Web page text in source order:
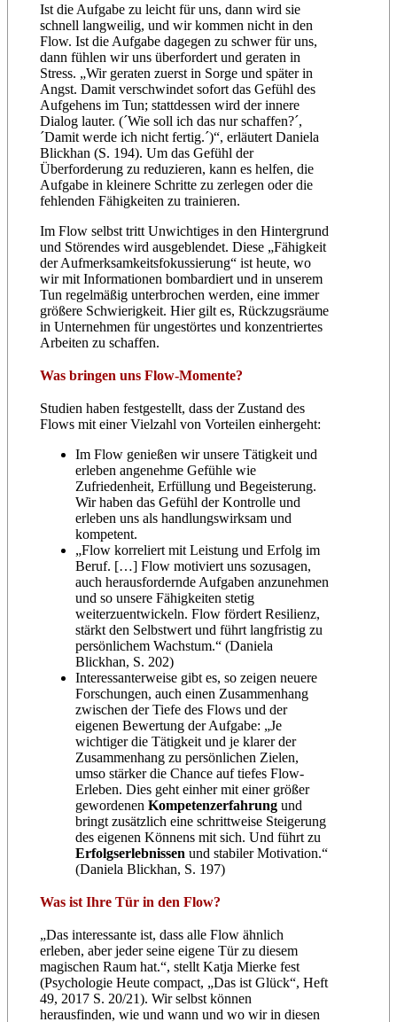
Ist die Aufgabe zu leicht für uns, dann wird sie
schnell langweilig, und wir kommen nicht in den
Flow. Ist die Aufgabe dagegen zu schwer für uns,
dann fühlen wir uns überfordert und geraten in
Stress. „Wir geraten zuerst in Sorge und später in
Angst. Damit verschwindet sofort das Gefühl des
Aufgehens im Tun; stattdessen wird der innere
Dialog lauter. (´Wie soll ich das nur schaffen?´,
´Damit werde ich nicht fertig.´)“, erläutert Daniela
Blickhan (S. 194). Um das Gefühl der
Überforderung zu reduzieren, kann es helfen, die
Aufgabe in kleinere Schritte zu zerlegen oder die
fehlenden Fähigkeiten zu trainieren.
Im Flow selbst tritt Unwichtiges in den Hintergrund
und Störendes wird ausgeblendet. Diese „Fähigkeit
der Aufmerksamkeitsfokussierung“ ist heute, wo
wir mit Informationen bombardiert und in unserem
Tun regelmäßig unterbrochen werden, eine immer
größere Schwierigkeit. Hier gilt es, Rückzugsräume
in Unternehmen für ungestörtes und konzentriertes
Arbeiten zu schaffen.
Was bringen uns Flow-Momente?
Studien haben festgestellt, dass der Zustand des
Flows mit einer Vielzahl von Vorteilen einhergeht:
Im Flow genießen wir unsere Tätigkeit und
erleben angenehme Gefühle wie
Zufriedenheit, Erfüllung und Begeisterung.
Wir haben das Gefühl der Kontrolle und
erleben uns als handlungswirksam und
kompetent.
„Flow korreliert mit Leistung und Erfolg im
Beruf. […] Flow motiviert uns sozusagen,
auch herausfordernde Aufgaben anzunehmen
und so unsere Fähigkeiten stetig
weiterzuentwickeln. Flow fördert Resilienz,
stärkt den Selbstwert und führt langfristig zu
persönlichem Wachstum.“ (Daniela
Blickhan, S. 202)
Interessanterweise gibt es, so zeigen neuere
Forschungen, auch einen Zusammenhang
zwischen der Tiefe des Flows und der
eigenen Bewertung der Aufgabe: „Je
wichtiger die Tätigkeit und je klarer der
Zusammenhang zu persönlichen Zielen,
umso stärker die Chance auf tiefes Flow-
Erleben. Dies geht einher mit einer größer
gewordenenKompetenzerfahrung und
bringt zusätzlich eine schrittweise Steigerung
des eigenen Könnens mit sich. Und führt zu
Erfolgserlebnissen und stabiler Motivation.“
(Daniela Blickhan, S. 197)
Was ist Ihre Tür in den Flow?
„Das interessante ist, dass alle Flow ähnlich
erleben, aber jeder seine eigene Tür zu diesem
magischen Raum hat.“, stellt Katja Mierke fest
(Psychologie Heute compact, „Das ist Glück“, Heft
49, 2017 S. 20/21). Wir selbst können
herausfinden, wie und wann und wo wir in diesen